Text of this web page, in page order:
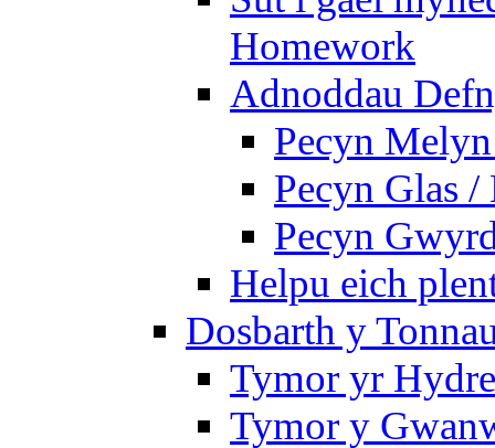
Homework
Adnoddau
Pecyn
Pecyn Glas /
Pecyn
Helpu eich
Dosbarth y
Tymor yr
Tymor y